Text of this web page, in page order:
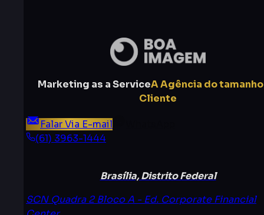
Marketing as a ServiceA Agência do
Cliente
Falar Via E-mail
(61) 3963-1444
Brasília, Distrito Federal
SCN Quadra 2 Bloco A - Ed. Corporate Financial